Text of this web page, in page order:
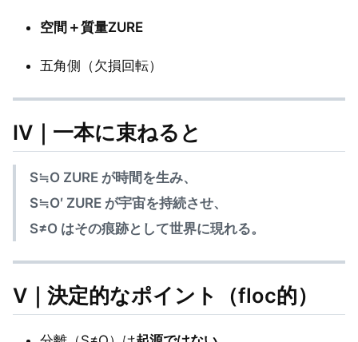
空間＋質量ZURE
五角側（欠損回転）
Ⅳ｜一本に束ねると
S≒O ZURE が時間を生み、
S≒O′ ZURE が宇宙を持続させ、
S≠O はその痕跡として世界に現れる。
Ⅴ｜決定的なポイント（floc的）